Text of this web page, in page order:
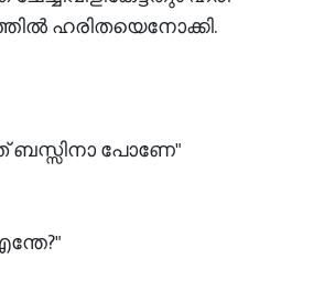
ഹരിതയെനോക്കി.
ബസ്സിനാ പോണേ"